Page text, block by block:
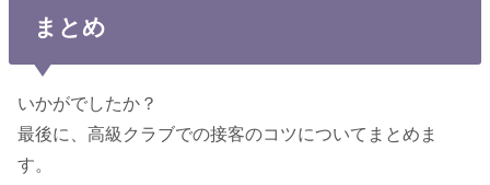
まとめ
いかがでしたか？
最後に、高級クラブでの接客のコツについてまとめま
す。